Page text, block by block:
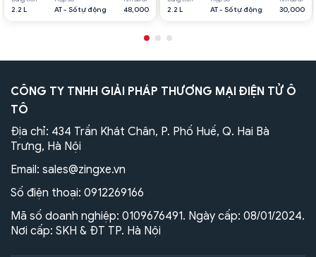
2.2 L AT - Số tự động 48,000 2.2 L AT - Số tự động 30,000
CÔNG TY TNHH GIẢI PHÁP THƯƠNG MẠI ĐIỆN TỬ Ô
TÔ
Địa chỉ: 434 Trần Khát Chân, P. Phố Huế, Q. Hai Bà
Trưng, Hà Nội
Email: sales@zingxe.vn
Số điện thoại: 0912269166
Mã số doanh nghiệp: 0109676491. Ngày cấp: 08/01/2024.
Nơi cấp: SKH & ĐT TP. Hà Nội